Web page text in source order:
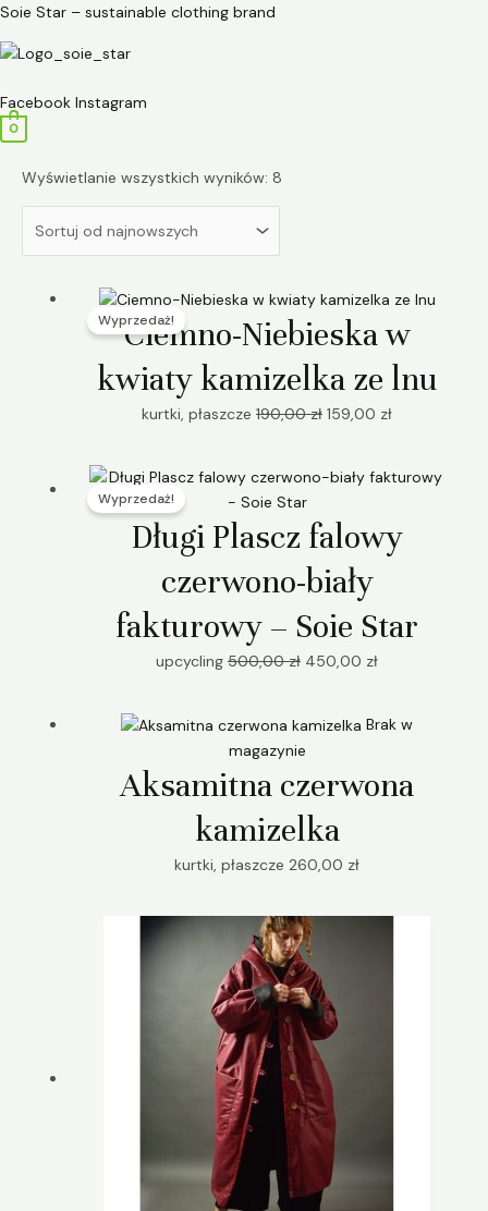
Przejdź
treści
Soie Star – sustainable clothing brand
Facebook Instagram
0
Wyświetlanie wszystkich wyników: 8
Wyprzedaż!
Ciemno-Niebieska w
kwiaty kamizelka ze lnu
kurtki, płaszcze 190,00zł
Pierwotna
cena
wynosiła:
190,00 zł.
159,00 zł
Aktualna
wynosi:
159,00 zł.
Wyprzedaż!
Długi Plascz falowy
czerwono-biały
fakturowy – Soie Star
upcycling 500,00zł
Pierwotna
cena
wynosiła:
500,00 zł.
450,00 zł
Aktualna
450,00 zł.
Brak w
magazynie
Aksamitna czerwona
kamizelka
kurtki, płaszcze 260,00 zł